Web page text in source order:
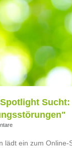
Sucht:
lädt ein zum Online-